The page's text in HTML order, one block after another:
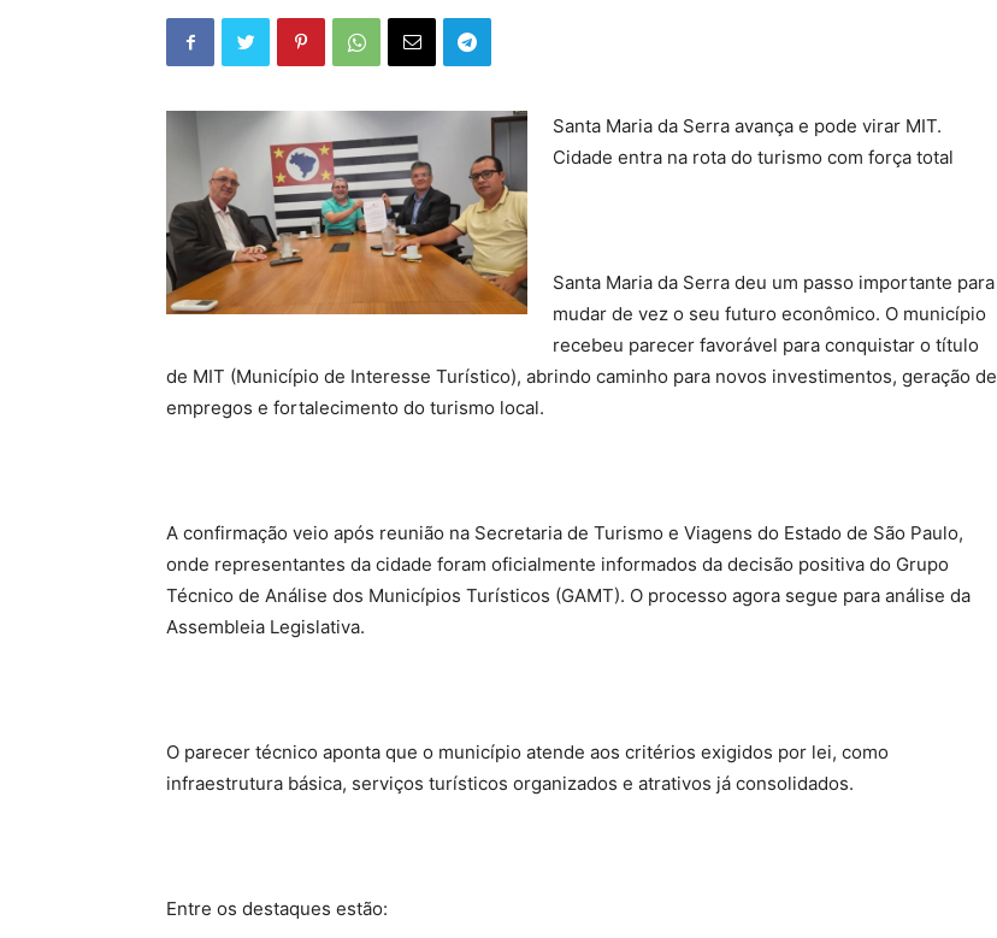
Santa Maria da Serra avança e pode virar MIT.
Cidade entra na rota do turismo com força total
Santa Maria da Serra deu um passo importante para
mudar de vez o seu futuro econômico. O município
recebeu parecer favorável para conquistar o título
de MIT (Município de Interesse Turístico), abrindo caminho para novos investimentos, geração de
empregos e fortalecimento do turismo local.
A confirmação veio após reunião na Secretaria de Turismo e Viagens do Estado de São Paulo,
onde representantes da cidade foram oficialmente informados da decisão positiva do Grupo
Técnico de Análise dos Municípios Turísticos (GAMT). O processo agora segue para análise da
Assembleia Legislativa.
O parecer técnico aponta que o município atende aos critérios exigidos por lei, como
infraestrutura básica, serviços turísticos organizados e atrativos já consolidados.
Entre os destaques estão: